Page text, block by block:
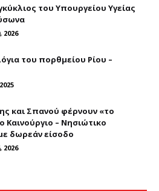
του Υπουργείου Υγείας
2026
του πορθμείου Ρίου –
και Σπανού φέρνουν «το
Καινούργιο – Νησιώτικο
δωρεάν είσοδο
2026